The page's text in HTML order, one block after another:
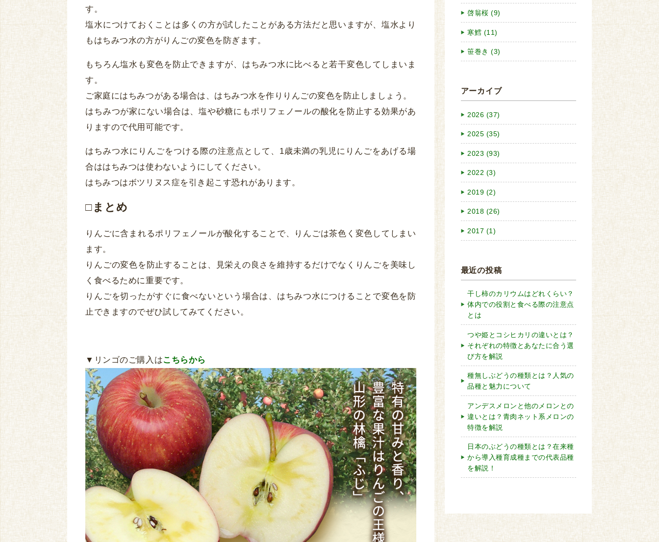
す。
塩水につけておくことは多くの方が試したことがある方法だと思いますが、塩水より
もはちみつ水の方がりんごの変色を防ぎます。
もちろん塩水も変色を防止できますが、はちみつ水に比べると若干変色してしまいま
す。
ご家庭にはちみつがある場合は、はちみつ水を作りりんごの変色を防止しましょう。
はちみつが家にない場合は、塩や砂糖にもポリフェノールの酸化を防止する効果があ
りますので代用可能です。
はちみつ水にりんごをつける際の注意点として、1歳未満の乳児にりんごをあげる場
合ははちみつは使わないようにしてください。
はちみつはボツリヌス症を引き起こす恐れがあります。
□まとめ
りんごに含まれるポリフェノールが酸化することで、りんごは茶色く変色してしまい
ます。
りんごの変色を防止することは、見栄えの良さを維持するだけでなくりんごを美味し
く食べるために重要です。
りんごを切ったがすぐに食べないという場合は、はちみつ水につけることで変色を防
止できますのでぜひ試してみてください。
▼リンゴのご購入はこちらから
啓翁桜 (9)
寒鱈 (11)
笹巻き (3)
アーカイブ
2026 (37)
2025 (35)
2023 (93)
2022 (3)
2019 (2)
2018 (26)
2017 (1)
最近の投稿
干し柿のカリウムはどれくらい？
体内での役割と食べる際の注意点
とは
つや姫とコシヒカリの違いとは？
それぞれの特徴とあなたに合う選
び方を解説
種無しぶどうの種類とは？人気の
品種と魅力について
アンデスメロンと他のメロンとの
違いとは？青肉ネット系メロンの
特徴を解説
日本のぶどうの種類とは？在来種
から導入種育成種までの代表品種
を解説！